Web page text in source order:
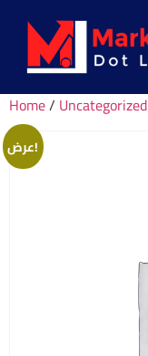
Home/ Uncategorized
عرض!